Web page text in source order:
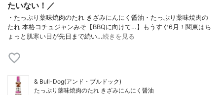
たいない！／
・たっぷり薬味焼肉のたれ きざみにんにく醤油・たっぷり薬味焼肉の
たれ 本格コチュジャンみそ【BBQに向けて…】もうすぐ6月！関東はち
ょっと肌寒い日が先日まで続い…続きを見る
& Bull-Dog(アンド・ブルドック)
たっぷり薬味焼肉のたれ きざみにんにく醤油